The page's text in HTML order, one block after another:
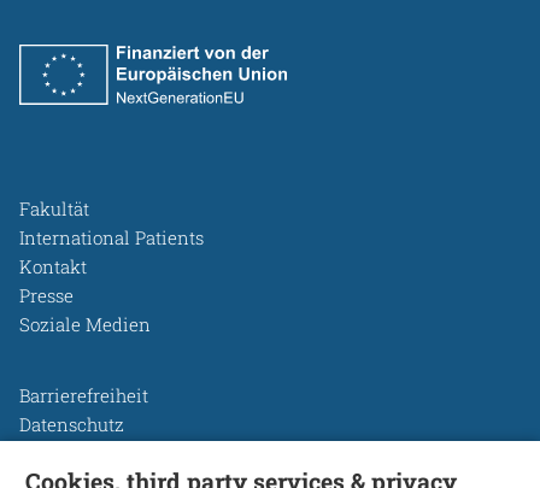
Fakultät
International Patients
Kontakt
Presse
Soziale Medien
Barrierefreiheit
Datenschutz
Leichte Sprache
Cookies, third party services & privacy